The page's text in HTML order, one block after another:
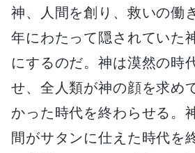
神、人間を創り、救いの働
年にわたって隠されていた
にするのだ。神は漠然の時
せ、全人類が神の顔を求め
かった時代を終わらせる。
間がサタンに仕えた時代を